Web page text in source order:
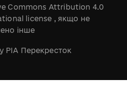
Commons Attribution 4.0
license , якщо не
інше
РІА Перекресток